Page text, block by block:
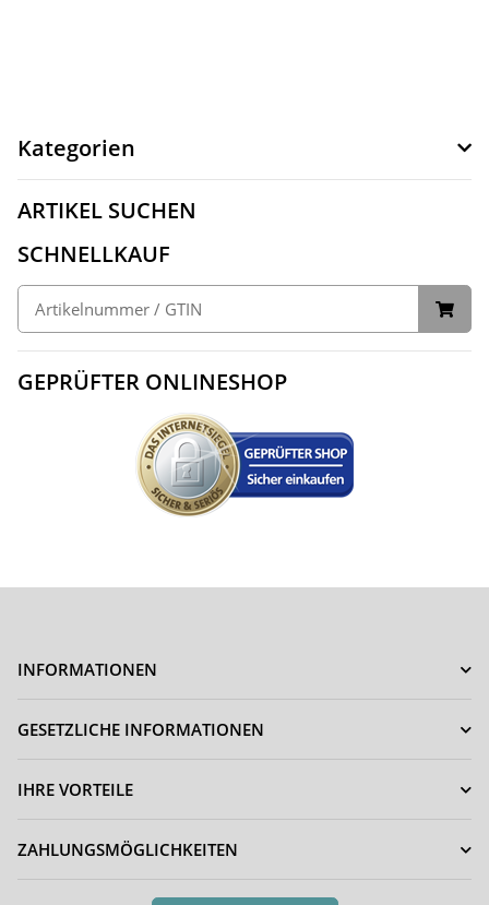
Kategorien
ARTIKEL SUCHEN
SCHNELLKAUF
GEPRÜFTER ONLINESHOP
INFORMATIONEN
GESETZLICHE INFORMATIONEN
IHRE VORTEILE
ZAHLUNGSMÖGLICHKEITEN